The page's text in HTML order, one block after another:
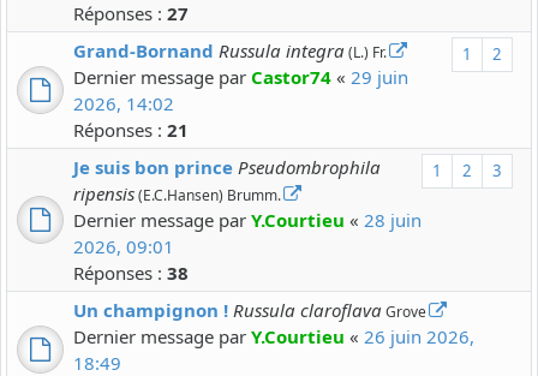
Réponses : 27
1 2
Grand-Bornand Russula integra(L.) Fr.
Dernier message par Castor74 « 29 juin
2026, 14:02
Réponses : 21
1 2 3
Je suis bon prince Pseudombrophila
ripensis(E.C.Hansen) Brumm.
Dernier message par Y.Courtieu « 28 juin
2026, 09:01
Réponses : 38
Un champignon ! Russula claroflavaGrove
Dernier message par Y.Courtieu « 26 juin 2026,
18:49